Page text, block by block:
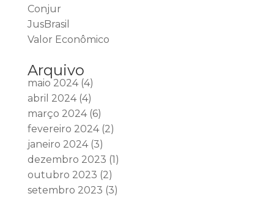
Conjur
JusBrasil
Valor Econômico
Arquivo
maio 2024(4)
abril 2024(4)
março 2024(6)
fevereiro 2024(2)
janeiro 2024(3)
dezembro 2023 (1)
outubro 2023 (2)
setembro 2023 (3)